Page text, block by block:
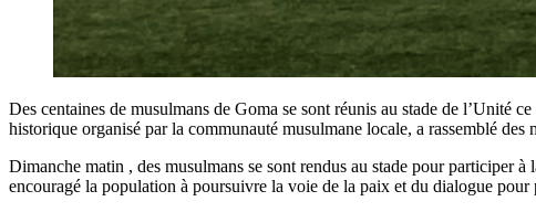
Des centaines de musulmans de Goma se sont réunis au stade de l’Unité
historique organisé par la communauté musulmane locale, a rassemblé
Dimanche matin , des musulmans se sont rendus au stade pour participer
encouragé la population à poursuivre la voie de la paix et du dialogue